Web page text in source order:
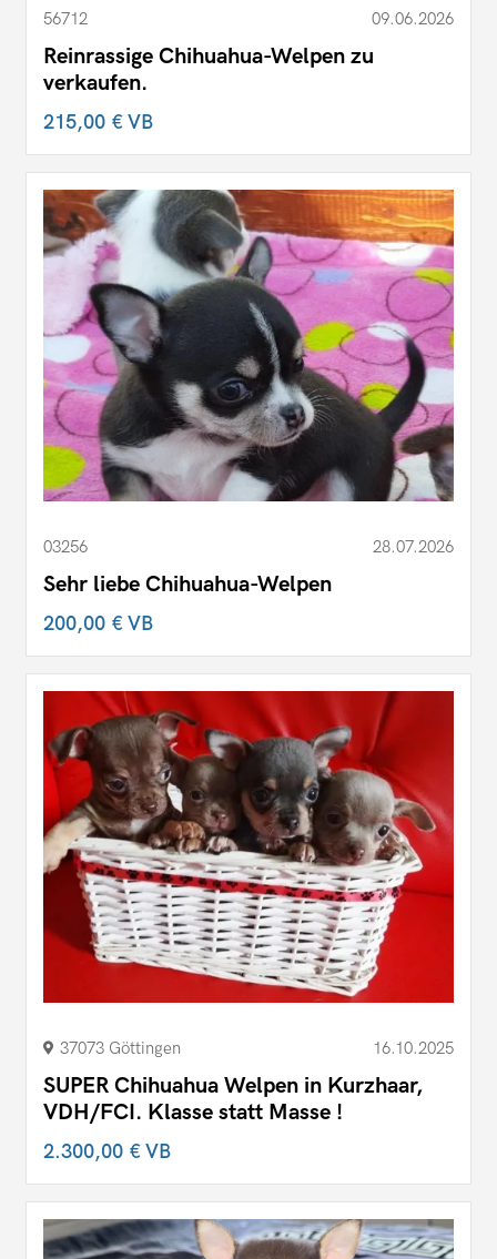
56712 09.06.2026
Reinrassige Chihuahua-Welpen zu
verkaufen.
215,00 €VB
03256 28.07.2026
Sehr liebe Chihuahua-Welpen
200,00 €VB
37073 Göttingen 16.10.2025
SUPER Chihuahua Welpen in Kurzhaar,
VDH/FCI. Klasse statt Masse !
2.300,00 €VB